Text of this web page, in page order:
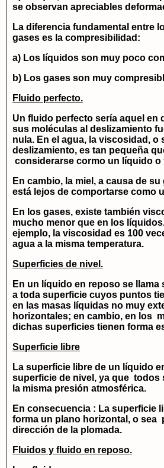
se observan apreciables
La diferencia fundamental entre
gases es la compresibilidad:
a) Los líquidos son muy poco
b) Los gases son muy
Fluido perfecto.
Un fluido perfecto sería aquel en
sus moléculas al deslizamiento
nula. En el agua, la viscosidad, o
deslizamiento, es tan pequeña
considerarse cormo un líquido o
En cambio, la miel, a causa de
está lejos de comportarse como
En los gases, existe también
mucho menor que en los
ejemplo, la viscosidad es 100
agua a la misma temperatura.
Superficies de nivel.
En un líquido en reposo se llama
a toda superficie cuyos puntos
en las masas líquidas no muy
horizontales; en cambio, en los
dichas superficies tienen forma
Superficie libre
La superficie libre de un líquido
superficie de nivel, ya que todos
la misma presión atmosférica.
En consecuencia : La superficie
forma un plano horizontal, o sea
dirección de la plomada.
Fluidos y fluido en reposo.